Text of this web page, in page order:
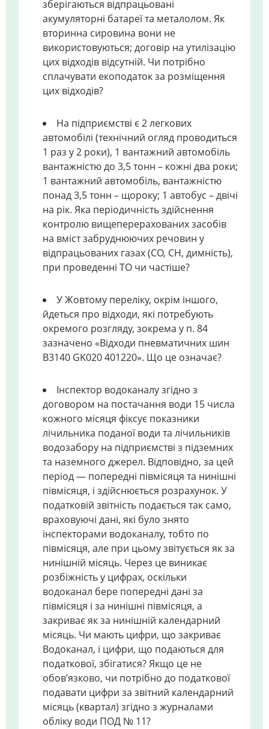
зберігаються відпрацьовані
акумуляторні батареї та металолом. Як
вторинна сировина вони не
використовуються; договір на утилізацію
цих відходів відсутній. Чи потрібно
сплачувати екоподаток за розміщення
цих відходів?
На підприємстві є 2 легкових
автомобілі (технічний огляд проводиться
1 раз у 2 роки), 1 вантажний автомобіль
вантажністю до 3,5 тонн – кожні два роки;
1 вантажний автомобіль, вантажністю
понад 3,5 тонн – щороку; 1 автобус – двічі
на рік. Яка періодичність здійснення
контролю вищеперерахованих засобів
на вміст забруднюючих речовин у
відпрацьованих газах (СО, СН, димність),
при проведенні ТО чи частіше?
У Жовтому переліку, окрім іншого,
йдеться про відходи, які потребують
окремого розгляду, зокрема у п. 84
зазначено «Відходи пневматичних шин
B3140 GK020 401220». Що це означає?
Інспектор водоканалу згідно з
договором на постачання води 15 числа
кожного місяця фіксує показники
лічильника поданої води та лічильників
водозабору на підприємстві з підземних
та наземного джерел. Відповідно, за цей
період — попередні півмісяця та нинішні
півмісяця, і здійснюється розрахунок. У
податковій звітність подається так само,
враховуючі дані, які було знято
інспекторами водоканалу, тобто по
півмісяця, але при цьому звітується як за
нинішній місяць. Через це виникає
розбіжність у цифрах, оскільки
водоканал бере попередні дані за
півмісяця і за нинішні півмісяця, а
закриває як за нинішній календарний
місяць. Чи мають цифри, що закриває
Водоканал, і цифри, що подаються для
податкової, збігатися? Якщо це не
обов’язково, чи потрібно до податкової
подавати цифри за звітний календарний
місяць (квартал) згідно з журналами
обліку води ПОД № 11?